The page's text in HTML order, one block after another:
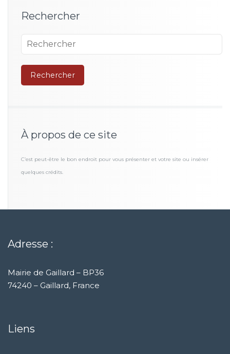
Rechercher
À propos de ce site
C’est peut-être le bon endroit pour vous présenter et votre site ou insérer
quelques crédits.
Adresse :
Mairie de Gaillard – BP36
74240 – Gaillard, France
Liens